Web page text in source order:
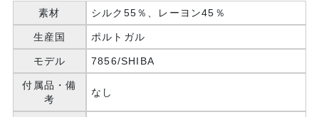
素材 シルク55％、レーヨン45％
生産国 ポルトガル
モデル 7856/SHIBA
付属品・備
考
なし